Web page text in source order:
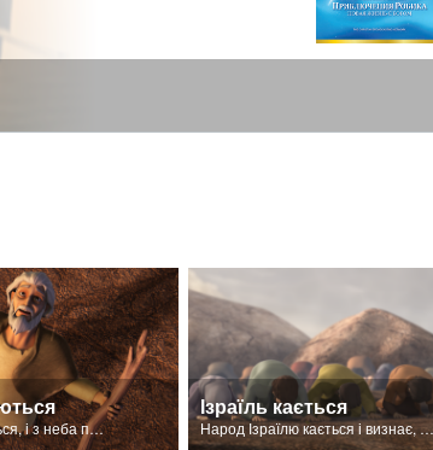
Народ Ізраїлю кається, і з неба починає падати дощ.
Ізраїль кається
Народ Ізраїлю кається і визнає, що Господь є Бог після того, як Він запалює жертовник.